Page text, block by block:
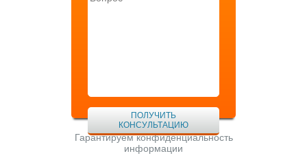
ПОЛУЧИТЬ
КОНСУЛЬТАЦИЮ
Гарантируем конфиденциальность
информации